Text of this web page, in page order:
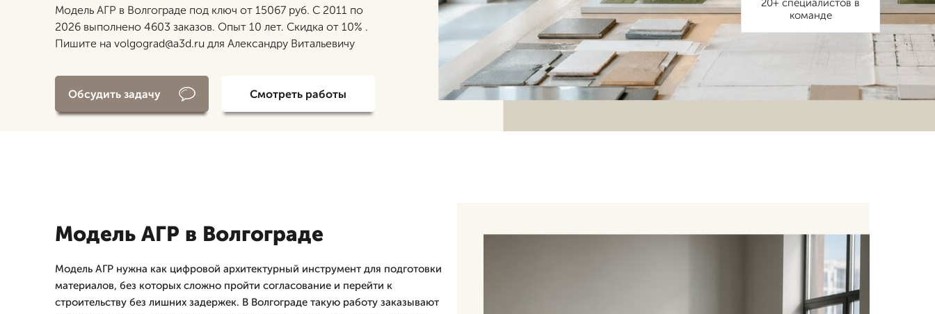
Модель АГР в Волгограде под ключ от 15067 руб. С 2011 по
2026 выполнено 4603 заказов. Опыт 10 лет. Скидка от 10% .
Пишите на volgograd@a3d.ru для Александру Витальевичу
Обсудить задачу Смотреть работы
20+ специалистов в
команде
Модель АГР в Волгограде
Модель АГР нужна как цифровой архитектурный инструмент для подготовки
материалов, без которых сложно пройти согласование и перейти к
строительству без лишних задержек. В Волгограде такую работу заказывают